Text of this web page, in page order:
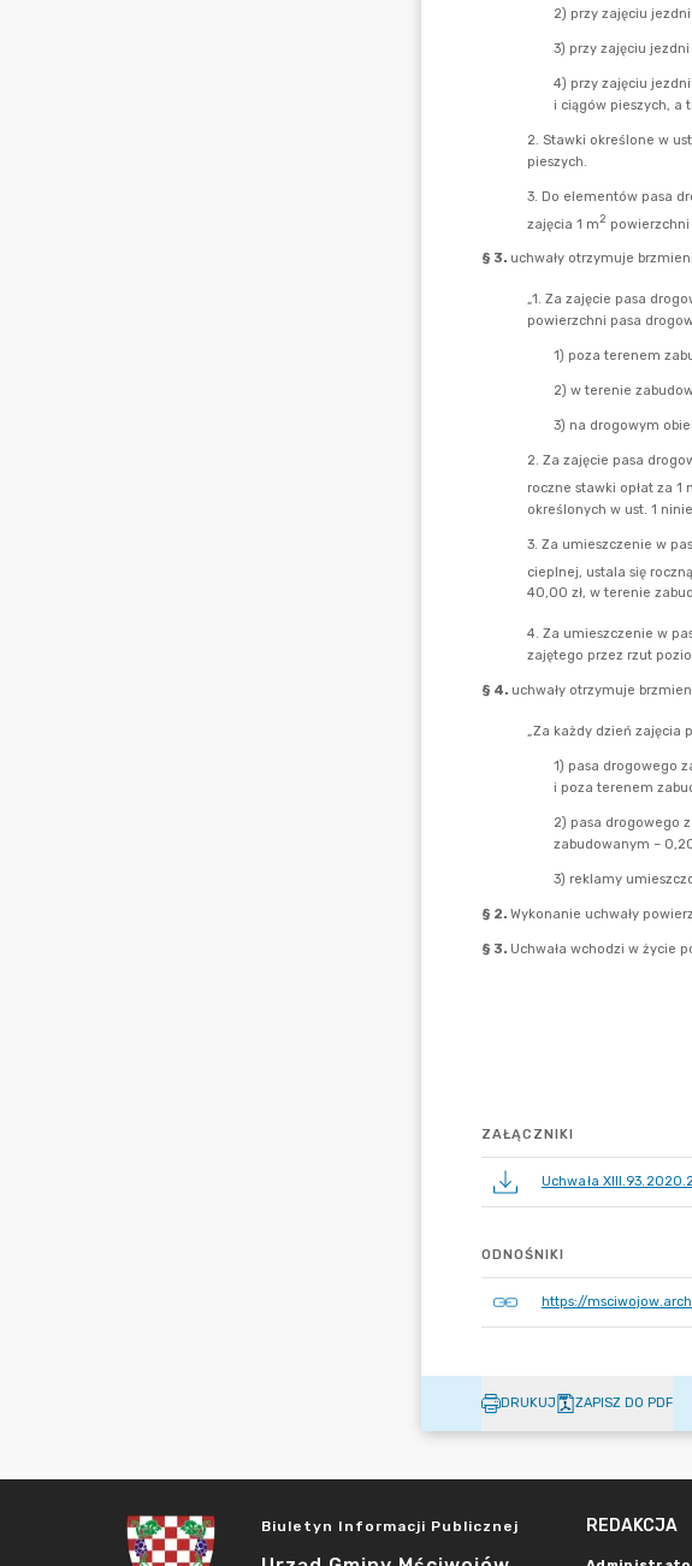
ZAŁĄCZNIKI
Uchwała
ODNOŚNIKI
https://
DRUKUJ ZAPISZ DO PDF
Biuletyn Informacji Publicznej REDAKCJA